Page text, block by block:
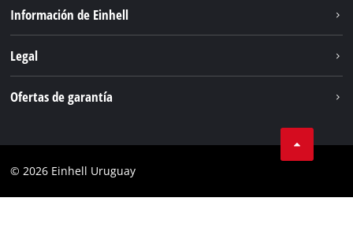
Servicio
Información de Einhell
Legal
Cumplimiento
Ofertas de garantía
Garantía PurePower Brushless
© 2026 Einhell Uruguay